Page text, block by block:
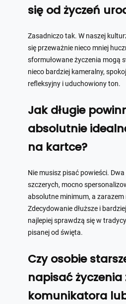
się od życzeń
Zasadniczo tak. W naszej
się przeważnie nieco mniej
sformułowane życzenia mogą
nieco bardziej kameralny,
refleksyjny i uduchowiony ton.
Jak długie
absolutnie
na kartce?
Nie musisz pisać powieści.
szczerych, mocno
absolutne minimum, a
Zdecydowanie dłuższe i
najlepiej sprawdzą się w
pisanej od święta.
Czy osobie
napisać
komunikatora